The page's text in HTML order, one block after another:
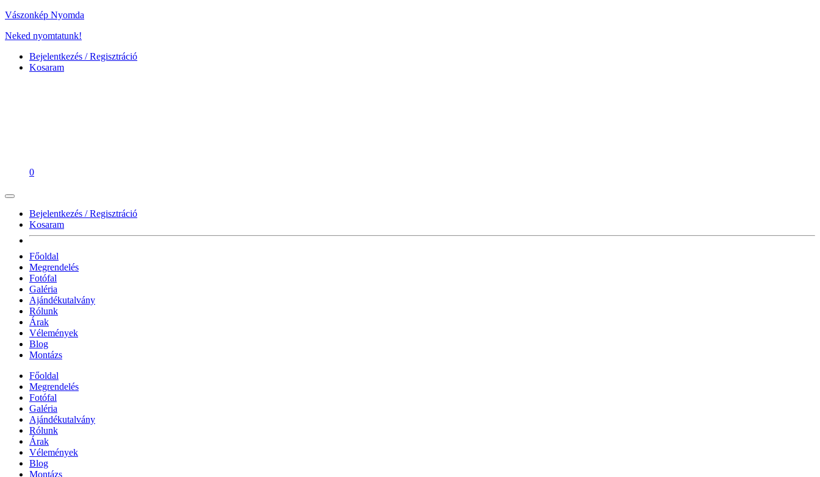
Vászonkép Nyomda
Neked nyomtatunk!
Bejelentkezés / Regisztráció
Kosaram
0
Bejelentkezés / Regisztráció
Kosaram
Főoldal
Megrendelés
Fotófal
Galéria
Ajándékutalvány
Rólunk
Árak
Vélemények
Blog
Montázs
Főoldal
Megrendelés
Fotófal
Galéria
Ajándékutalvány
Rólunk
Árak
Vélemények
Blog
Montázs